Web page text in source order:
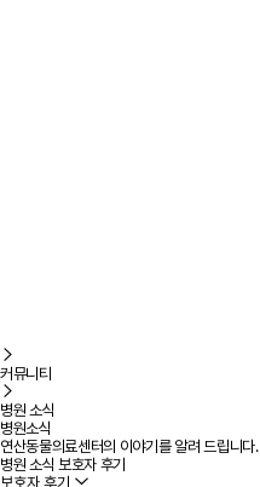
커뮤니티
병원 소식
병원소식
연산동물의료센터의 이야기를 알려 드립니다.
병원 소식 보호자 후기
보호자 후기